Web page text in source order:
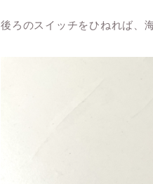
後ろのスイッチをひねれば、